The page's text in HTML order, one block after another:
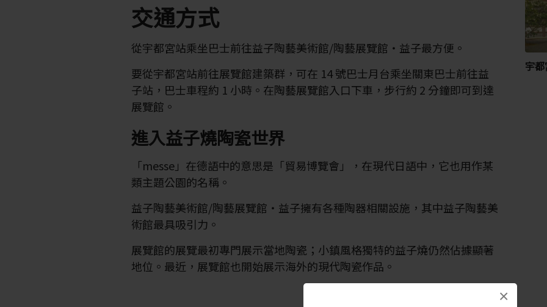
×
交通方式
從宇都宮站乘坐巴士前往益子陶藝美術館/陶藝展覽館・益子最方便。
要從宇都宮站前往展覽館建築群，可在 14 號巴士月台乘坐關東巴士前往益
子站，巴士車程約 1 小時。在陶藝展覽館入口下車，步行約 2 分鐘即可到達
展覽館。
進入益子燒陶瓷世界
「messe」在德語中的意思是「貿易博覽會」，在現代日語中，它也用作某
類主題公園的名稱。
益子陶藝美術館/陶藝展覽館・益子擁有各種陶器相關設施，其中益子陶藝美
術館最具吸引力。
展覽館的展覽最初專門展示當地陶瓷；小鎮風格獨特的益子燒仍然佔據顯著
地位。最近，展覽館也開始展示海外的現代陶瓷作品。
宇